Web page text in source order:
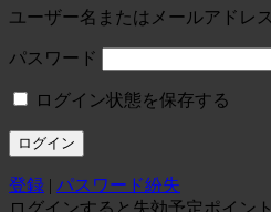
ユーザー名またはメールアドレス
パスワード
ログイン状態を保存する
登録 | パスワード紛失
ログインすると失効予定ポイン